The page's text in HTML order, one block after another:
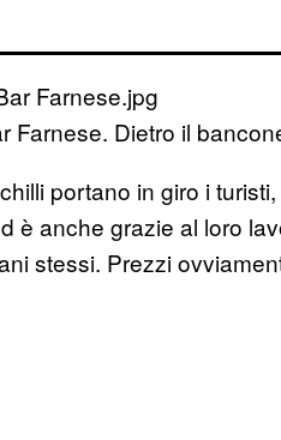
Farnese. Dietro il
portano in giro i
è anche grazie al loro
stessi. Prezzi